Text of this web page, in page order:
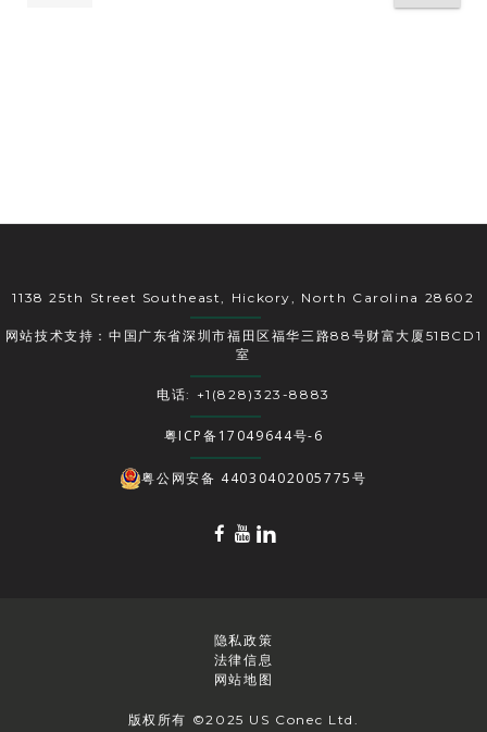
1138 25th Street Southeast, Hickory, North Carolina 28602
网站技术支持：中国广东省深圳市福田区福华三路88号财富大厦51BCD1
室
电话: +1(828)323-8883
粤ICP备17049644号-6
粤公网安备 44030402005775号
版权所有 ©2025 US Conec Ltd.
隐私政策
法律信息
网站地图